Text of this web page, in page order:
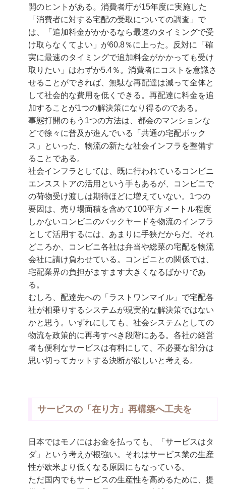
開のヒントがある。消費者庁が15年度に実施した
「消費者に対する宅配の受取についての調査」で
は、「追加料金がかかるなら最速のタイミングで受
け取らなくてよい」が60.8％に上った。反対に「確
実に最速のタイミングで追加料金がかかっても受け
取りたい」はわずか5.4％。消費者にコストを意識さ
せることができれば、無駄な再配達は減って全体と
して社会的な費用を低くできる。再配達に料金を追
加することが1つの解決策になり得るのである。
事態打開のもう1つの方法は、都会のマンションな
どで徐々に普及が進んでいる「共通の宅配ボック
ス」といった、物流の新たな社会インフラを整備す
ることである。
社会インフラとしては、既に行われているコンビニ
エンスストアの活用という手もあるが、コンビニで
の荷物受け渡しは期待ほどに増えていない。1つの
要因は、売り場面積を含めて100平方メートル程度
しかないコンビニのバックヤードを物流のインフラ
として活用するには、あまりに手狭だからだ。それ
どころか、コンビニ各社は弁当や総菜の宅配を物流
会社に請け負わせている。コンビニとの関係では、
宅配業界の負担がますます大きくなるばかりであ
る。
むしろ、配達先への「ラストワンマイル」で宅配各
社が相乗りするシステムが現実的な解決策ではない
かと思う。いずれにしても、社会システムとしての
物流を政策的に再考すべき段階にある。各社の経営
者も便利なサービスは有料にして、不必要な部分は
思い切ってカットする決断が欲しいと考える。
サービスの「在り方」再構築へ工夫を
日本ではモノにはお金を払っても、「サービスはタ
ダ」という考えが根強い。それはサービス業の生産
性が欧米より低くなる原因にもなっている。
ただ国内でもサービスの生産性を高めるために、提